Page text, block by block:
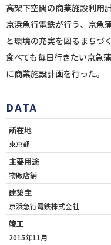
高架下空間の商業施設利用計
京浜急行電鉄が行う、京急
と環境の充実を図るまちづ
食べても毎日行きたい京急
に商業施設計画を行った。
DATA
所在地
東京都
主要用途
物販店舗
建築主
京浜急行電鉄株式会社
竣工
2015年11月